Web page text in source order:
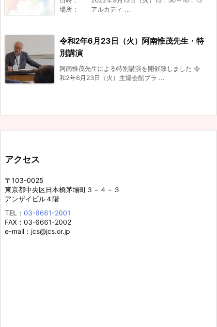
場所： アルカディ ...
令和2年6月23日（火）阿南惟茂先生・特
別講演
阿南惟茂先生による特別講演を開催致しました 令
和2年6月23日（火）主婦会館プラ ...
アクセス
〒103-0025
東京都中央区日本橋茅場町３－４－３
アンザイビル４階
TEL： 03-6661-2001
FAX：03-6661-2002
e-mail：jcs@jcs.or.jp